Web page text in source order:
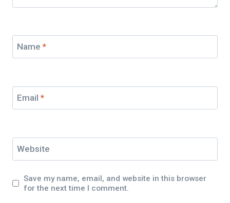
Name *
Email *
Website
Save my name, email, and website in this browser
for the next time I comment.